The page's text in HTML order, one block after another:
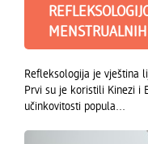
Refleksologija je vještina
Prvi su je koristili Kinezi i
učinkovitosti popula...